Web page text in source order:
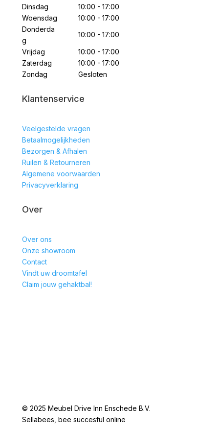
Dinsdag
10:00 - 17:00
Woensdag
10:00 - 17:00
Donderda
g
10:00 - 17:00
Vrijdag
10:00 - 17:00
Zaterdag
10:00 - 17:00
Zondag
Gesloten
Klantenservice
Veelgestelde vragen
Betaalmogelijkheden
Bezorgen & Afhalen
Ruilen & Retourneren
Algemene voorwaarden
Privacyverklaring
Over
Over ons
Onze showroom
Contact
Vindt uw droomtafel
Claim jouw gehaktbal!
© 2025 Meubel Drive Inn Enschede B.V.
Sellabees, bee succesful online